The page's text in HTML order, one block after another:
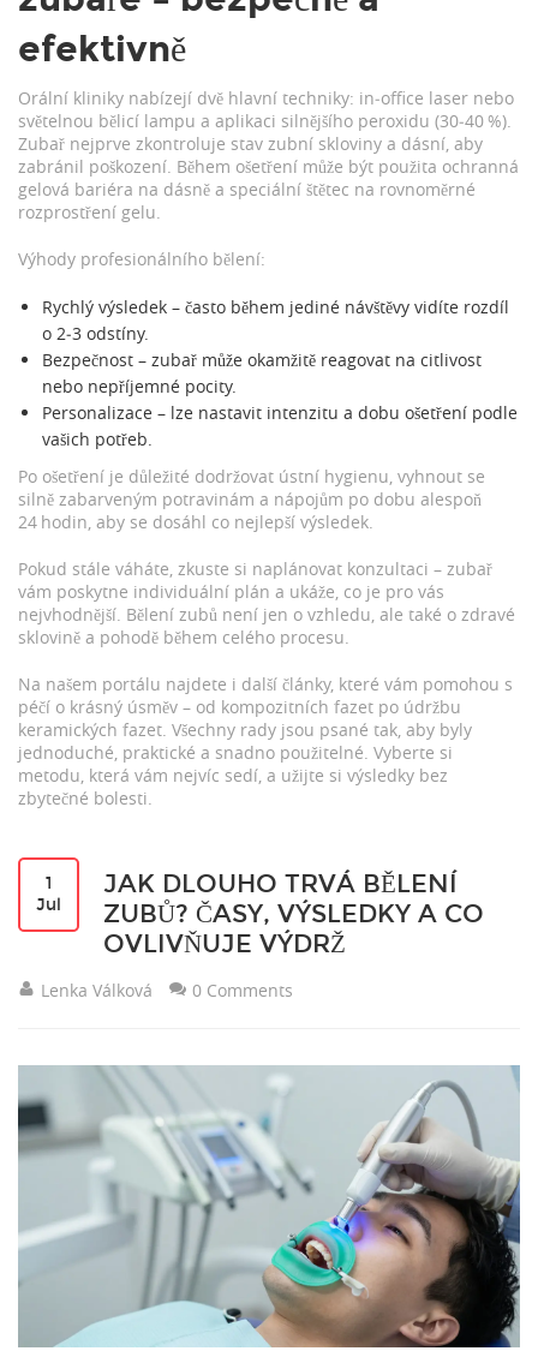
efektivně
Orální kliniky nabízejí dvě hlavní techniky: in‑office laser nebo
světelnou bělicí lampu a aplikaci silnějšího peroxidu (30‑40 %).
Zubař nejprve zkontroluje stav zubní skloviny a dásní, aby
zabránil poškození. Během ošetření může být použita ochranná
gelová bariéra na dásně a speciální štětec na rovnoměrné
rozprostření gelu.
Výhody profesionálního bělení:
Rychlý výsledek – často během jediné návštěvy vidíte rozdíl
o 2‑3 odstíny.
Bezpečnost – zubař může okamžitě reagovat na citlivost
nebo nepříjemné pocity.
Personalizace – lze nastavit intenzitu a dobu ošetření podle
vašich potřeb.
Po ošetření je důležité dodržovat ústní hygienu, vyhnout se
silně zabarveným potravinám a nápojům po dobu alespoň
24 hodin, aby se dosáhl co nejlepší výsledek.
Pokud stále váháte, zkuste si naplánovat konzultaci – zubař
vám poskytne individuální plán a ukáže, co je pro vás
nejvhodnější. Bělení zubů není jen o vzhledu, ale také o zdravé
sklovině a pohodě během celého procesu.
Na našem portálu najdete i další články, které vám pomohou s
péčí o krásný úsměv – od kompozitních fazet po údržbu
keramických fazet. Všechny rady jsou psané tak, aby byly
jednoduché, praktické a snadno použitelné. Vyberte si
metodu, která vám nejvíc sedí, a užijte si výsledky bez
zbytečné bolesti.
1
Jul
JAK DLOUHO TRVÁ BĚLENÍ
ZUBŮ? ČASY, VÝSLEDKY A CO
OVLIVŇUJE VÝDRŽ
Lenka Válková 0 Comments